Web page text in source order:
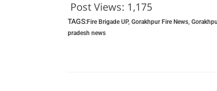
Post Views: 1,175
TAGS:Fire Brigade UP, Gorakhpur Fire News,
pradesh news